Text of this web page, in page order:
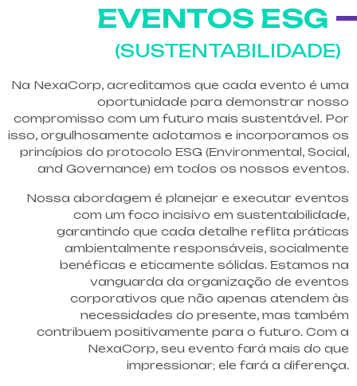
EVENTOS ESG
(SUSTENTABILIDADE)
Na NexaCorp, acreditamos que cada evento é uma
oportunidade para demonstrar nosso
compromisso com um futuro mais sustentável. Por
isso, orgulhosamente adotamos e incorporamos os
princípios do protocolo ESG (Environmental, Social,
and Governance) em todos os nossos eventos.
Nossa abordagem é planejar e executar eventos
com um foco incisivo em sustentabilidade,
garantindo que cada detalhe reflita práticas
ambientalmente responsáveis, socialmente
benéficas e eticamente sólidas. Estamos na
vanguarda da organização de eventos
corporativos que não apenas atendem às
necessidades do presente, mas também
contribuem positivamente para o futuro. Com a
NexaCorp, seu evento fará mais do que
impressionar; ele fará a diferença.